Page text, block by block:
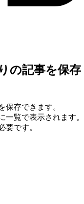
の記事を保存
保存できます。
一覧で表示されます。
要です。